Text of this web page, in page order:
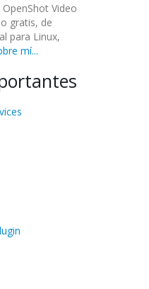
Video
gratis, de
para Linux,
mí...